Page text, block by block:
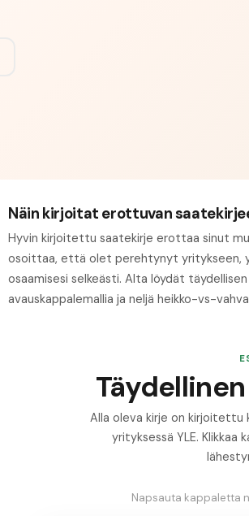
Näin kirjoitat erottuvan
Hyvin kirjoitettu saatekirje erottaa sinut
osoittaa, että olet perehtynyt yritykseen,
osaamisesi selkeästi. Alta löydät
avauskappalemallia ja neljä heikko-vs-
Alla oleva kirje on
yrityksessä YLE. Klikkaa
Napsauta kappaletta